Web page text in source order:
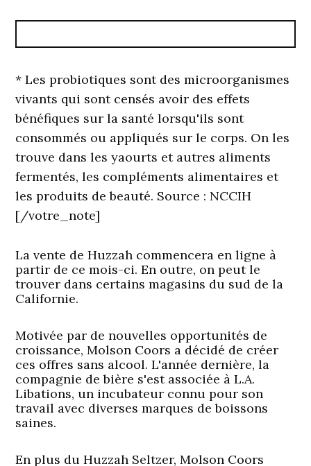
* Les probiotiques sont des microorganismes
vivants qui sont censés avoir des effets
bénéfiques sur la santé lorsqu'ils sont
consommés ou appliqués sur le corps. On les
trouve dans les yaourts et autres aliments
fermentés, les compléments alimentaires et
les produits de beauté. Source : NCCIH
[/votre_note]
La vente de Huzzah commencera en ligne à
partir de ce mois-ci. En outre, on peut le
trouver dans certains magasins du sud de la
Californie.
Motivée par de nouvelles opportunités de
croissance, Molson Coors a décidé de créer
ces offres sans alcool. L'année dernière, la
compagnie de bière s'est associée à L.A.
Libations, un incubateur connu pour son
travail avec diverses marques de boissons
saines.
En plus du Huzzah Seltzer, Molson Coors